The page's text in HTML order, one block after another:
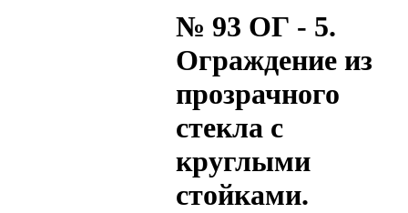
№ 93 ОГ - 5.
Ограждение из
прозрачного
стекла с
круглыми
стойками.